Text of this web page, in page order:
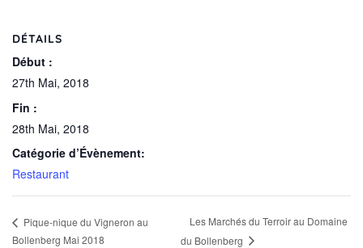
DÉTAILS
Début :
27th Mai, 2018
Fin :
28th Mai, 2018
Catégorie d’Évènement:
Restaurant
Pique-nique du Vigneron au
Bollenberg Mai 2018
Les Marchés du Terroir au Domaine
du Bollenberg